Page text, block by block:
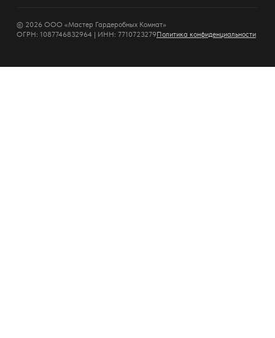
© 2026 ООО «Мастер Гардеробных Комнат»
ОГРН: 1087746832964 | ИНН: 7710723279Политика конфиденциальности